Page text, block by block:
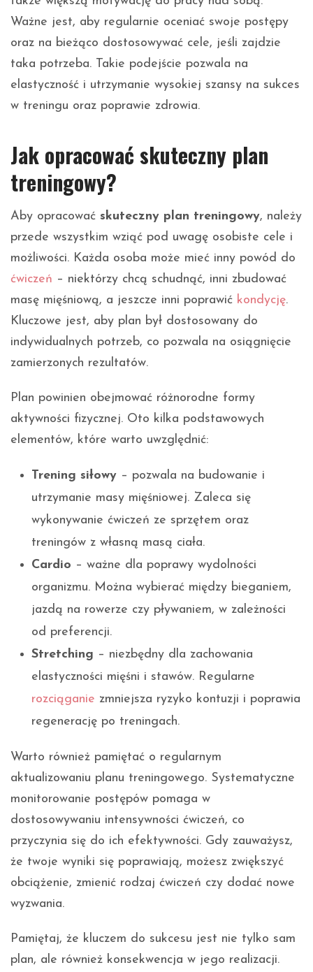
Ważne jest, aby regularnie oceniać swoje postępy
oraz na bieżąco dostosowywać cele, jeśli zajdzie
taka potrzeba. Takie podejście pozwala na
elastyczność i utrzymanie wysokiej szansy na sukces
w treningu oraz poprawie zdrowia.
Jak opracować skuteczny plan
treningowy?
Aby opracować skuteczny plan treningowy, należy
przede wszystkim wziąć pod uwagę osobiste cele i
możliwości. Każda osoba może mieć inny powód do
ćwiczeń – niektórzy chcą schudnąć, inni zbudować
masę mięśniową, a jeszcze inni poprawić kondycję.
Kluczowe jest, aby plan był dostosowany do
indywidualnych potrzeb, co pozwala na osiągnięcie
zamierzonych rezultatów.
Plan powinien obejmować różnorodne formy
aktywności fizycznej. Oto kilka podstawowych
elementów, które warto uwzględnić:
Trening siłowy – pozwala na budowanie i
utrzymanie masy mięśniowej. Zaleca się
wykonywanie ćwiczeń ze sprzętem oraz
treningów z własną masą ciała.
Cardio – ważne dla poprawy wydolności
organizmu. Można wybierać między bieganiem,
jazdą na rowerze czy pływaniem, w zależności
od preferencji.
Stretching – niezbędny dla zachowania
elastyczności mięśni i stawów. Regularne
rozciąganie zmniejsza ryzyko kontuzji i poprawia
regenerację po treningach.
Warto również pamiętać o regularnym
aktualizowaniu planu treningowego. Systematyczne
monitorowanie postępów pomaga w
dostosowywaniu intensywności ćwiczeń, co
przyczynia się do ich efektywności. Gdy zauważysz,
że twoje wyniki się poprawiają, możesz zwiększyć
obciążenie, zmienić rodzaj ćwiczeń czy dodać nowe
wyzwania.
Pamiętaj, że kluczem do sukcesu jest nie tylko sam
plan, ale również konsekwencja w jego realizacji.